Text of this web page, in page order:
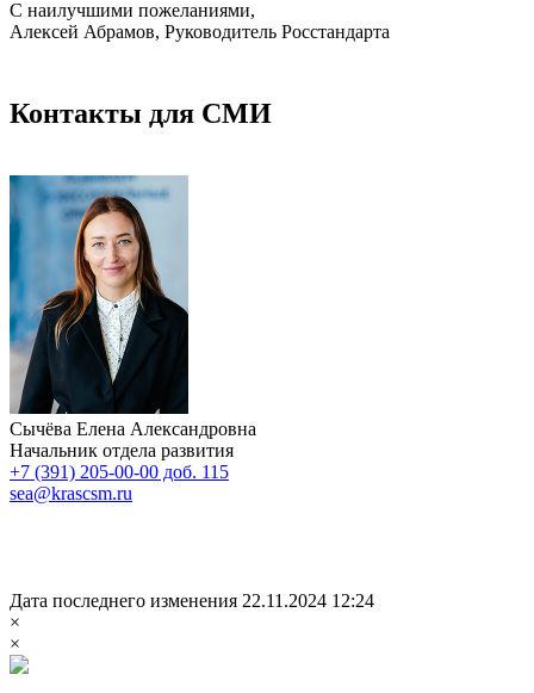
С наилучшими пожеланиями,
Алексей Абрамов, Руководитель Росстандарта
Контакты для СМИ
Сычёва Елена Александровна
Начальник отдела развития
+7 (391) 205-00-00 доб. 115
sea@krascsm.ru
Дата последнего изменения 22.11.2024 12:24
×
×